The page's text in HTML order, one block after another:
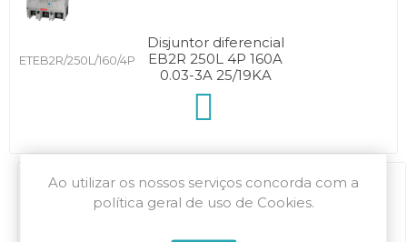
ETEB2R/250L/160/4P
Disjuntor diferencial
EB2R 250L 4P 160A
0.03-3A 25/19KA
Ao utilizar os nossos serviços concorda com a
política geral de uso de Cookies.